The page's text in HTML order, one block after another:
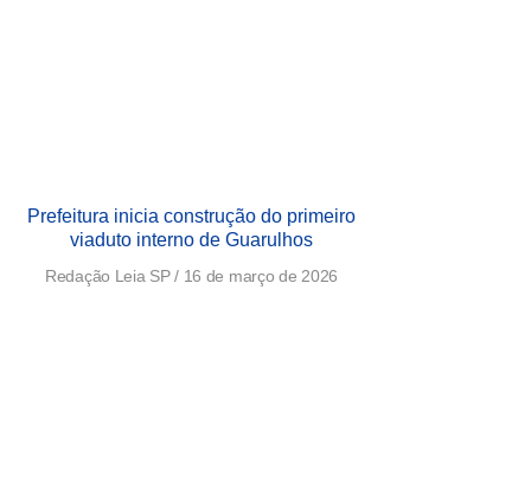
Prefeitura inicia construção do primeiro
viaduto interno de Guarulhos
Redação Leia SP 16 de março de 2026